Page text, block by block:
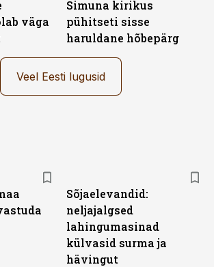
väga
Simuna kirikus
pühitseti sisse
haruldane hõbepärg
Veel Eesti lugusid
Sõjaelevandid:
neljajalgsed
lahingumasinad
külvasid surma ja
hävingut